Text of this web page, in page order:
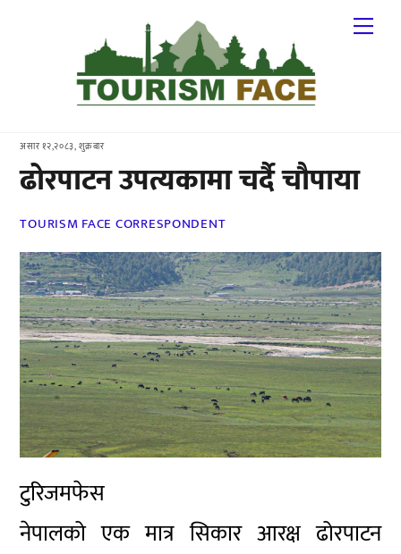
असार १२,२०८३, शुक्रबार
ढोरपाटन उपत्यकामा चर्दै चौपाया
TOURISM FACE CORRESPONDENT
टुरिजमफेस
नेपालको एक मात्र सिकार आरक्ष ढोरपाटन